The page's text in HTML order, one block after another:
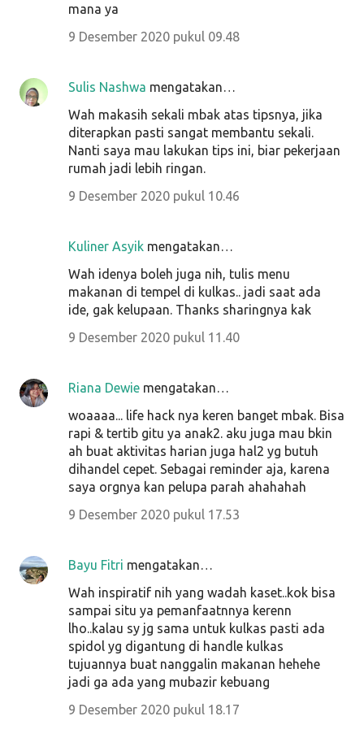
mana ya
9 Desember 2020 pukul 09.48
Sulis Nashwa mengatakan…
Wah makasih sekali mbak atas tipsnya, jika
diterapkan pasti sangat membantu sekali.
Nanti saya mau lakukan tips ini, biar pekerjaan
rumah jadi lebih ringan.
9 Desember 2020 pukul 10.46
Kuliner Asyik mengatakan…
Wah idenya boleh juga nih, tulis menu
makanan di tempel di kulkas.. jadi saat ada
ide, gak kelupaan. Thanks sharingnya kak
9 Desember 2020 pukul 11.40
Riana Dewie mengatakan…
woaaaa... life hack nya keren banget mbak. Bisa
rapi & tertib gitu ya anak2. aku juga mau bkin
ah buat aktivitas harian juga hal2 yg butuh
dihandel cepet. Sebagai reminder aja, karena
saya orgnya kan pelupa parah ahahahah
9 Desember 2020 pukul 17.53
Bayu Fitri mengatakan…
Wah inspiratif nih yang wadah kaset..kok bisa
sampai situ ya pemanfaatnnya kerenn
lho..kalau sy jg sama untuk kulkas pasti ada
spidol yg digantung di handle kulkas
tujuannya buat nanggalin makanan hehehe
jadi ga ada yang mubazir kebuang
9 Desember 2020 pukul 18.17